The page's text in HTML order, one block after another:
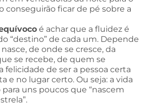
conseguirão ficar de pé sobre a
é achar que a fluidez é
“destino” de cada um. Depende
de onde se cresce, da
se recebe, de quem se
felicidade de ser a pessoa certa
e no lugar certo. Ou seja: a vida
uns poucos que “nascem